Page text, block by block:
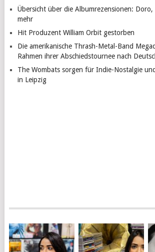
Übersicht über die Albumrezensionen: Doro,
mehr
Hit Produzent William Orbit gestorben
Die amerikanische Thrash-Metal-Band
Rahmen ihrer Abschiedstournee nach
The Wombats sorgen für Indie-Nostalgie
in Leipzig